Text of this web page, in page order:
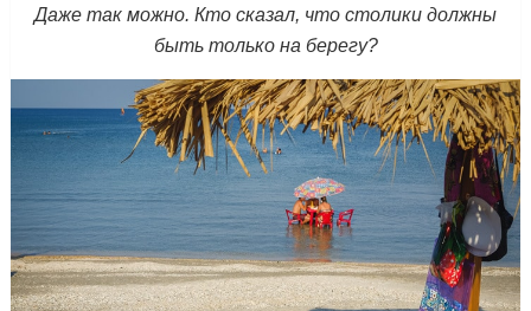
Даже так можно. Кто сказал, что столики должны
быть только на берегу?